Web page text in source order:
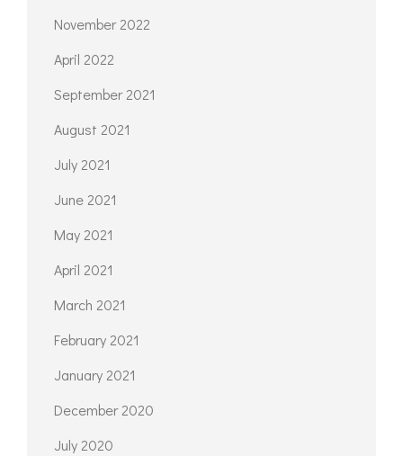
November 2022
April 2022
September 2021
August 2021
July 2021
June 2021
May 2021
April 2021
March 2021
February 2021
January 2021
December 2020
July 2020